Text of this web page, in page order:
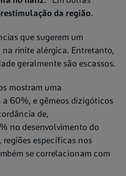
da região.
que sugerem um
rinite alérgica. Entretanto,
geralmente são escassos.
mostram uma
60%, e gêmeos dizigóticos
de,
no desenvolvimento do
específicas nos
se correlacionam com